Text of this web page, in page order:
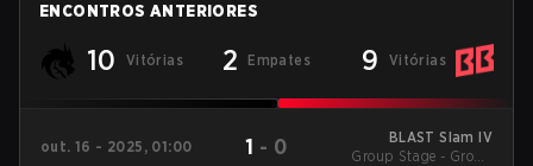
ENCONTROS ANTERIORES
10 Vitórias 2 Empates 9 Vitórias
out. 16 - 2025, 01:00 1 - 0
BLAST Slam IV
Group Stage - Group